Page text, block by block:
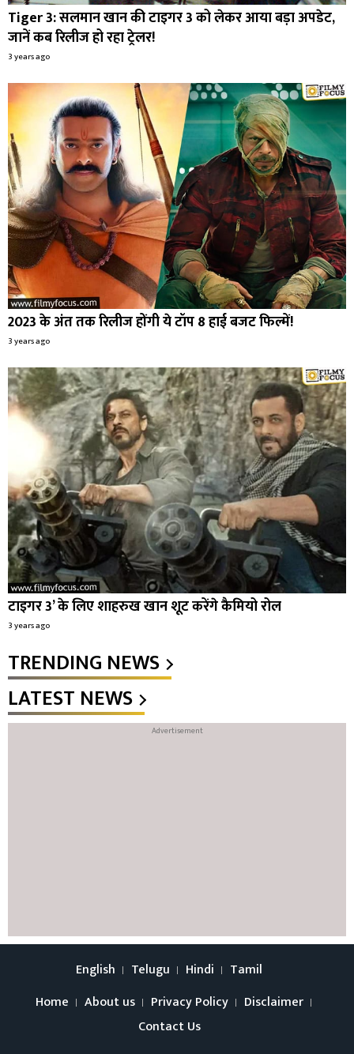
Tiger 3: सलमान खान की टाइगर 3 को लेकर आया बड़ा अपडेट,
जानें कब रिलीज हो रहा ट्रेलर!
3 years ago
2023 के अंत तक रिलीज होंगी ये टॉप 8 हाई बजट फिल्में!
3 years ago
टाइगर 3’ के लिए शाहरुख खान शूट करेंगे कैमियो रोल
3 years ago
TRENDING NEWS
LATEST NEWS
English Telugu Hindi
Tamil
Home
About us Privacy Policy
Disclaimer
Contact Us